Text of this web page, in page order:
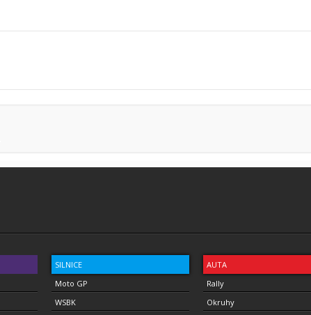
SILNICE
Moto GP
WSBK
AUTA
Rally
Okruhy